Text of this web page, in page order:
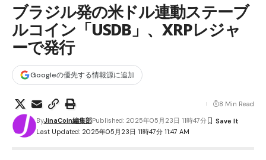
ブラジル発の米ドル連動ステーブ
ルコイン「USDB」、XRPレジャ
ーで発行
Googleの優先する情報源に追加
Last Updated: 2025年05月23日 11時47分 11:47 AM
ByJinaCoin編集部Published: 2025年05月23日 11時47分
8 Min Read